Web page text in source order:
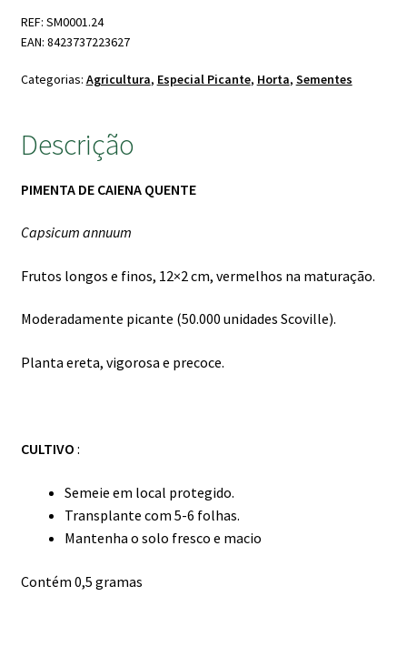
Cayenne
REF: SM0001.24
EAN: 8423737223627
Categorias: Agricultura, Especial Picante, Horta, Sementes
Descrição
PIMENTA DE CAIENA QUENTE
Capsicum annuum
Frutos longos e finos, 12×2 cm, vermelhos na maturação.
Moderadamente picante (50.000 unidades Scoville).
Planta ereta, vigorosa e precoce.
CULTIVO :
Semeie em local protegido.
Transplante com 5-6 folhas.
Mantenha o solo fresco e macio
Contém 0,5 gramas